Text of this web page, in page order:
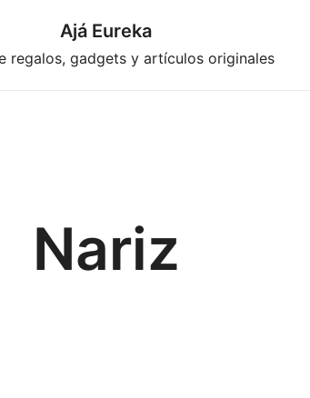
Ajá Eureka
regalos, gadgets y artículos originales
Nariz